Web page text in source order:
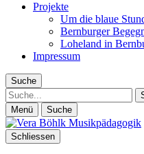
Projekte
Um die blaue
Bernburger
Loheland in
Impressum
Suche
Suche
Menü Suche
Schliessen